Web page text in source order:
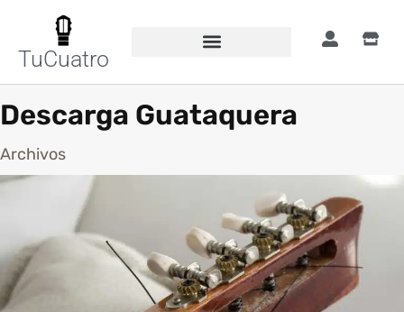
TuCuatro
Descarga Guataquera
Archivos